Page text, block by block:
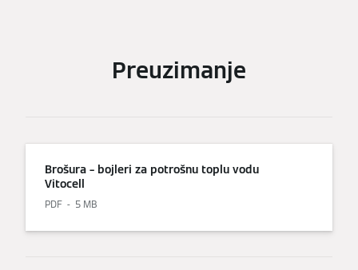
Preuzimanje
Brošura – bojleri za potrošnu toplu vodu
Vitocell
PDF 5 MB